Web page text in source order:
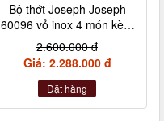
Bộ thớt Joseph Joseph
60096 vỏ inox 4 món kèm
dao
2.600.000 đ
Giá: 2.288.000 đ
Đặt hàng